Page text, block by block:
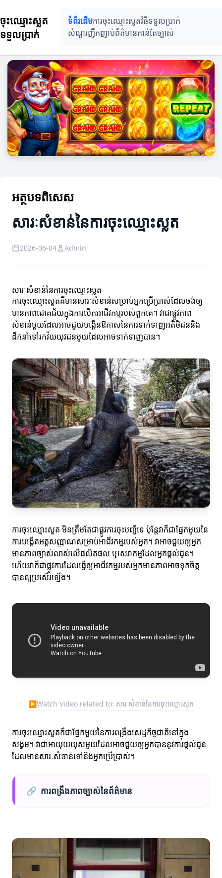
ចុះឈ្មោះស្លត
ទទួលប្រាក់
ទំព័រដើមការចុះឈ្មោះស្លតវិធីទទួលប្រាក់
សំណួរញឹកញាប់ព័ត៌មានកាន់តែច្បាស់
អត្ថបទពិសេស
សារៈសំខាន់នៃការចុះឈ្មោះស្លត
2026-06-04 Admin
សារៈសំខាន់នៃការចុះឈ្មោះស្លត
ការចុះឈ្មោះស្លតគឺមានសារៈសំខាន់សម្រាប់អ្នកប្រើប្រាស់ដែលចង់ឲ្យ
មានភាពជោគជ័យក្នុងការបើកអាជីវកម្មរបស់ពួកគេ។ វាជាផ្លូវភាព
សំខាន់មួយដែលអាចជួយបង្កើនឱកាសនៃការទាក់ទាញអតិថិជននិង
ដឹកនាំទៅរកវ័យយុវជនមួយដែលអាចទាក់ទាញបាន។
ការចុះឈ្មោះស្លត មិនត្រឹមតែជាផ្លូវការចុះបញ្ជីទេ ប៉ុន្តែវាក៏ជាផ្នែកមួយនៃ
ការបង្កើតអត្តសញ្ញាណសម្រាប់អាជីវកម្មរបស់អ្នក។ វាអាចជួយឲ្យអ្នក
មានភាពច្បាស់លាស់លើផលិតផល ឬសេវាកម្មដែលអ្នកផ្តល់ជូន។
ហើយវាក៏ជាផ្លូវការដែលធ្វើឲ្យអាជីវកម្មរបស់អ្នកមានភាពអាចទុកចិត្ត
បានល្អប្រសើរឡើង។
▶Watch Video related to: សារៈសំខាន់នៃការចុះឈ្មោះស្លត
ការចុះឈ្មោះស្លតក៏ជាផ្នែកមួយនៃការពង្រឹងសេដ្ឋកិច្ចជាតិនៅក្នុង
សង្គម។ វាជាអាយុយយុសមួយដែលអាចជួយឲ្យអ្នកបាននូវការផ្តល់ជូន
ដែលមានសារៈសំខាន់ទៅនិងអ្នកប្រើប្រាស់។
🔗 ការពង្រឹងភាពច្បាស់នៃព័ត៌មាន